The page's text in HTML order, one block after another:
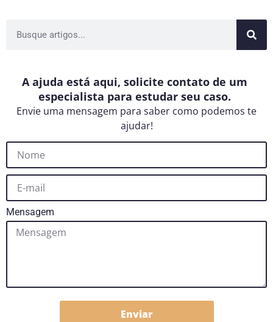
A ajuda está aqui, solicite contato de um
especialista para estudar seu caso.
Envie uma mensagem para saber como podemos te
ajudar!
Mensagem
Enviar